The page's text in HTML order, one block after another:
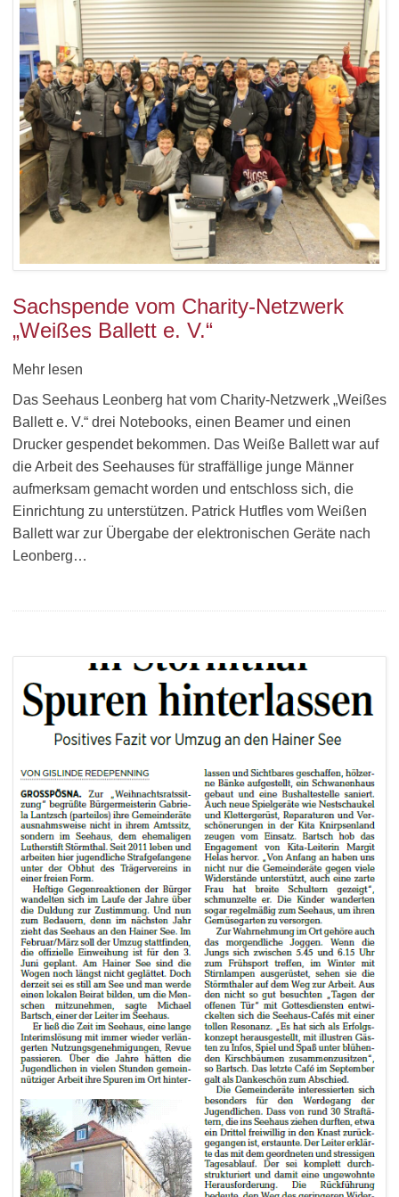
Sachspende vom Charity-Netzwerk
„Weißes Ballett e. V.“
Mehr lesen
Das Seehaus Leonberg hat vom Charity-Netzwerk „Weißes
Ballett e. V.“ drei Notebooks, einen Beamer und einen
Drucker gespendet bekommen. Das Weiße Ballett war auf
die Arbeit des Seehauses für straffällige junge Männer
aufmerksam gemacht worden und entschloss sich, die
Einrichtung zu unterstützen. Patrick Hutfles vom Weißen
Ballett war zur Übergabe der elektronischen Geräte nach
Leonberg…